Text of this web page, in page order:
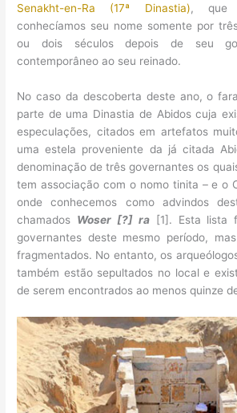
Senakht-en-Ra (17ª Dinastia), que
conhecíamos seu nome somente por
ou dois séculos depois de seu
contemporâneo ao seu reinado.
No caso da descoberta deste ano, o
parte de uma Dinastia de Abidos cuja
especulações, citados em artefatos
uma estela proveniente da já citada
denominação de três governantes os
tem associação com o nomo tinita – e o
onde conhecemos como advindos
chamados Woser [?] ra[1]. Esta lista
governantes deste mesmo período,
fragmentados. No entanto, os
também estão sepultados no local e
de serem encontrados ao menos quinze